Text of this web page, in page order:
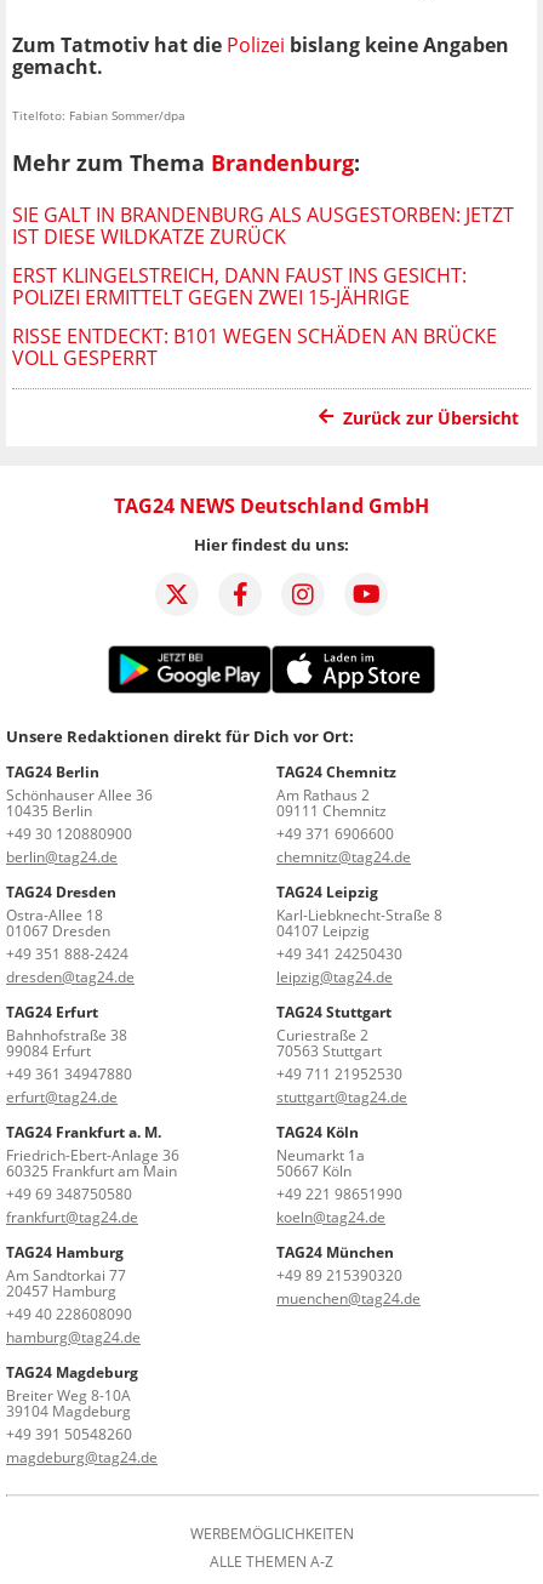
Zum Tatmotiv hat die Polizei bislang keine Angaben
gemacht.
Titelfoto: Fabian Sommer/dpa
Mehr zum Thema Brandenburg:
SIE GALT IN BRANDENBURG ALS AUSGESTORBEN: JETZT
IST DIESE WILDKATZE ZURÜCK
ERST KLINGELSTREICH, DANN FAUST INS GESICHT:
POLIZEI ERMITTELT GEGEN ZWEI 15-JÄHRIGE
RISSE ENTDECKT: B101 WEGEN SCHÄDEN AN BRÜCKE
VOLL GESPERRT
Zurück zur Übersicht
TAG24 NEWS Deutschland GmbH
Hier findest du uns:
Unsere Redaktionen direkt für Dich vor Ort:
TAG24 Berlin
Schönhauser Allee 36
10435 Berlin
+49 30 120880900
berlin@tag24.de
TAG24 Chemnitz
Am Rathaus 2
09111 Chemnitz
+49 371 6906600
chemnitz@tag24.de
TAG24 Dresden
Ostra-Allee 18
01067 Dresden
+49 351 888-2424
dresden@tag24.de
TAG24 Leipzig
Karl-Liebknecht-Straße 8
04107 Leipzig
+49 341 24250430
leipzig@tag24.de
TAG24 Erfurt
Bahnhofstraße 38
99084 Erfurt
+49 361 34947880
erfurt@tag24.de
TAG24 Stuttgart
Curiestraße 2
70563 Stuttgart
+49 711 21952530
stuttgart@tag24.de
TAG24 Frankfurt a. M.
Friedrich-Ebert-Anlage 36
60325 Frankfurt am Main
+49 69 348750580
frankfurt@tag24.de
TAG24 Köln
Neumarkt 1a
50667 Köln
+49 221 98651990
koeln@tag24.de
TAG24 Hamburg
Am Sandtorkai 77
20457 Hamburg
+49 40 228608090
hamburg@tag24.de
TAG24 München
+49 89 215390320
muenchen@tag24.de
TAG24 Magdeburg
Breiter Weg 8-10A
39104 Magdeburg
+49 391 50548260
magdeburg@tag24.de
WERBEMÖGLICHKEITEN
ALLE THEMEN A-Z